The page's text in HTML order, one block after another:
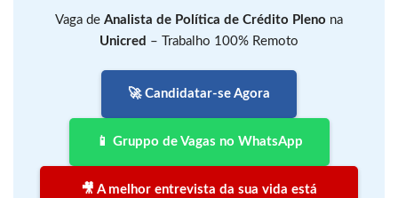
Vaga de Analista de Política de Crédito Pleno na
Unicred – Trabalho 100% Remoto
🚀 Candidatar-se Agora
📱 Gruppo de Vagas no WhatsApp
🎥 A melhor entrevista da sua vida está